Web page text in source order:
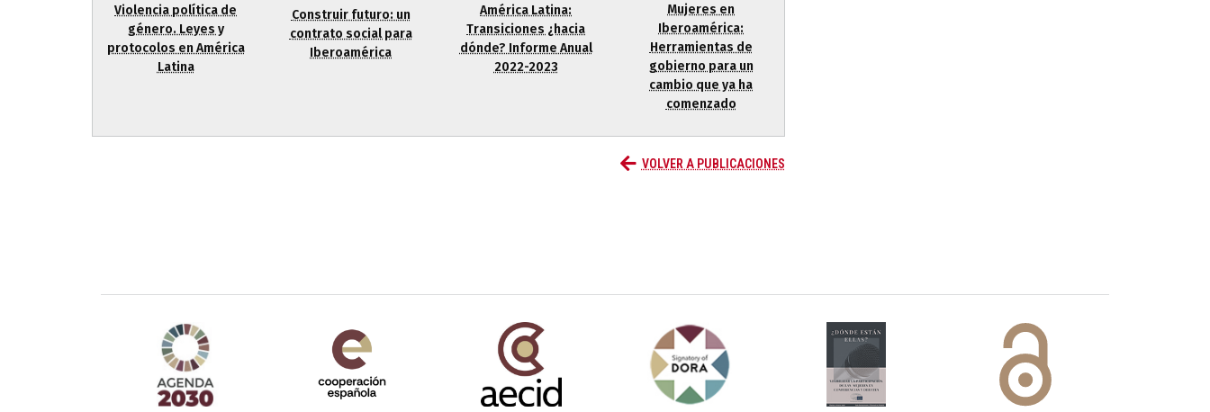
Violencia política de
género. Leyes y
protocolos en América
Latina
Construir futuro: un
contrato social para
Iberoamérica
América Latina:
Transiciones ¿hacia
dónde? Informe Anual
2022-2023
Mujeres en
Iberoamérica:
Herramientas de
gobierno para un
cambio que ya ha
comenzado
VOLVER A PUBLICACIONES